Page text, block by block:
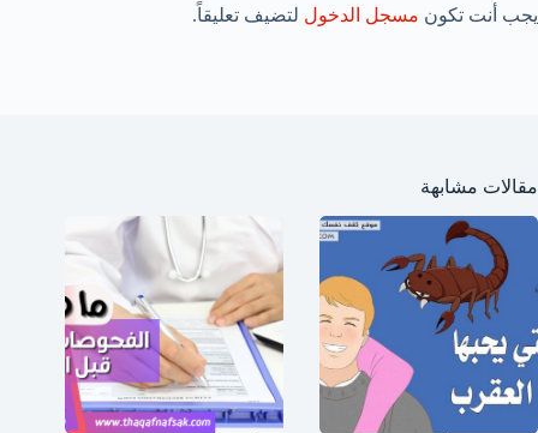
يجب أنت تكون مسجل الدخول لتضيف تعليقاً.
مقالات مشابهة